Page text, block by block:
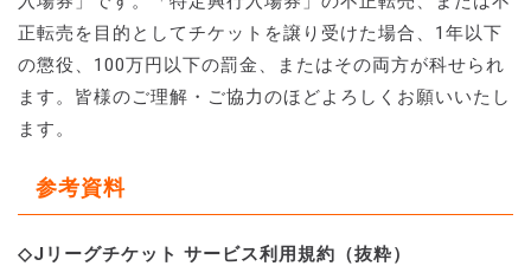
正転売を目的としてチケットを譲り受けた場合、1年以下
の懲役、100万円以下の罰金、またはその両方が科せられ
ます。皆様のご理解・ご協力のほどよろしくお願いいたし
ます。
参考資料
◇Jリーグチケット サービス利用規約（抜粋）